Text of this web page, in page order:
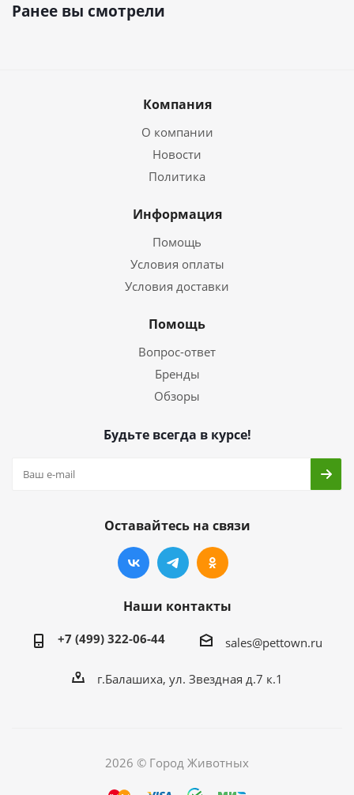
Ранее вы смотрели
Компания
О компании
Новости
Политика
Информация
Помощь
Условия оплаты
Условия доставки
Помощь
Вопрос-ответ
Бренды
Обзоры
Будьте всегда в курсе!
Оставайтесь на связи
Наши контакты
+7 (499) 322-06-44 sales@pettown.ru
г.Балашиха, ул. Звездная д.7 к.1
2026 © Город Животных